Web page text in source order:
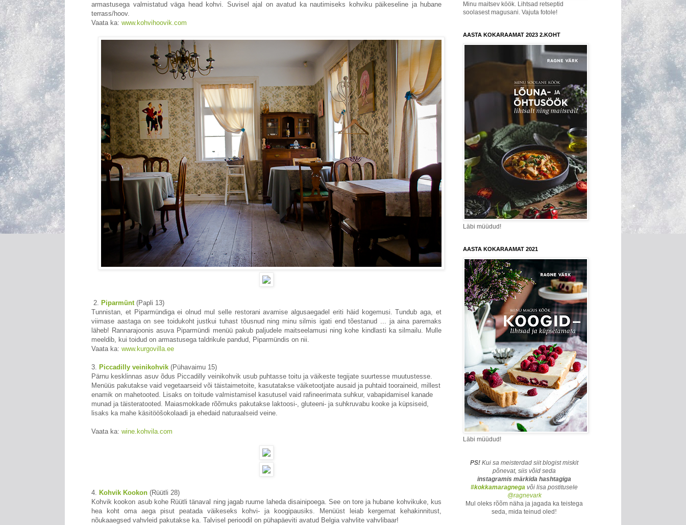
armastusega valmistatud väga head kohvi. Suvisel ajal on avatud ka nautimiseks kohviku päikeseline ja hubane
terrass/hoov.
Vaata ka: www.kohvihoovik.com
2. Piparmünt(Papli 13)
Tunnistan, et Piparmündiga ei olnud mul selle restorani avamise algusaegadel eriti häid kogemusi. Tundub aga, et
viimase aastaga on see toidukoht justkui tuhast tõusnud ning minu silmis igati end tõestanud ... ja aina paremaks
läheb! Rannarajoonis asuva Piparmündi menüü pakub paljudele maitseelamusi ning kohe kindlasti ka silmailu. Mulle
meeldib, kui toidud on armastusega taldrikule pandud, Piparmündis on nii.
Vaata ka: www.kurgovilla.ee
3. Piccadilly veinikohvik (Pühavaimu 15)
Pärnu kesklinnas asuv õdus Piccadilly veinikohvik usub puhtasse toitu ja väikeste tegijate suurtesse muutustesse.
Menüüs pakutakse vaid vegetaarseid või täistaimetoite, kasutatakse väiketootjate ausaid ja puhtaid tooraineid, millest
enamik on mahetooted. Lisaks on toitude valmistamisel kasutusel vaid rafineerimata suhkur, vabapidamisel kanade
munad ja täisteratooted. Maiasmokkade rõõmuks pakutakse laktoosi-, gluteeni- ja suhkruvabu kooke ja küpsiseid,
lisaks ka mahe käsitööšokolaadi ja ehedaid naturaalseid veine.
Vaata ka: wine.kohvila.com
4. Kohvik Kookon (Rüütli 28)
Kohvik kookon asub kohe Rüütli tänaval ning jagab ruume laheda disainipoega. See on tore ja hubane kohvikuke, kus
hea koht oma aega pisut peatada väikeseks kohvi- ja koogipausiks. Menüüst leiab kergemat kehakinnitust,
nõukaaegsed vahvleid pakutakse ka. Talvisel perioodil on pühapäeviti avatud Belgia vahvlite vahvlibaar!
Minu maitsev köök. Lihtsad retseptid
soolasest magusani. Vajuta fotole!
AASTA KOKARAAMAT 2023 2.KOHT
Läbi müüdud!
AASTA KOKARAAMAT 2021
Läbi müüdud!
PS! Kui sa meisterdad siit blogist miskit
põnevat, siis võid seda
instagramis märkida hashtagiga
#kokkamaragnega või lisa postitusele
@ragnevark
Mul oleks rõõm näha ja jagada ka teistega
seda, mida teinud oled !